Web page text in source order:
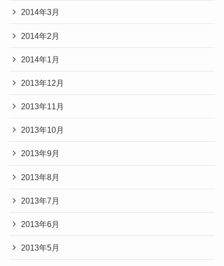
2014年3月
2014年2月
2014年1月
2013年12月
2013年11月
2013年10月
2013年9月
2013年8月
2013年7月
2013年6月
2013年5月